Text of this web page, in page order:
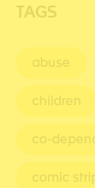
TAGS
abuse
children
co-
comic